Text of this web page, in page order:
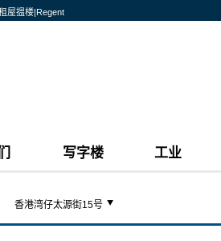
屋搵楼|Regent
写字楼 工业
香港湾仔太源街15号